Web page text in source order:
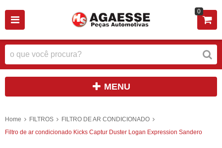
0
MENU
Home FILTROS
FILTRO DE AR CONDICIONADO
Filtro de ar condicionado Kicks Captur Duster Logan Expression Sandero